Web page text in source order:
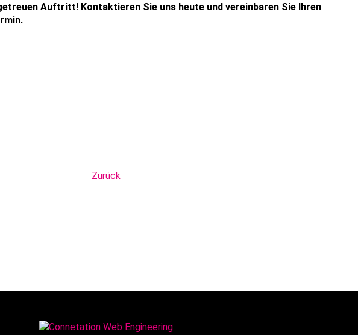
Auftritt! Kontaktieren Sie uns heute und vereinbaren Sie Ihren
Zurück